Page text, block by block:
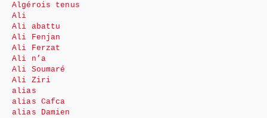
Algérois tenus
Ali
Ali abattu
Ali Fenjan
Ali Ferzat
Ali n’a
Ali Soumaré
Ali Ziri
alias
alias Cafca
alias Damien